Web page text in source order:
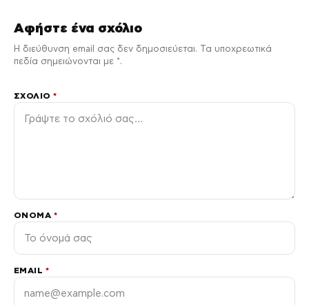
Αφήστε ένα σχόλιο
Η διεύθυνση email σας δεν δημοσιεύεται. Τα υποχρεωτικά
πεδία σημειώνονται με *.
ΣΧΌΛΙΟ*
ΌΝΟΜΑ *
EMAIL *